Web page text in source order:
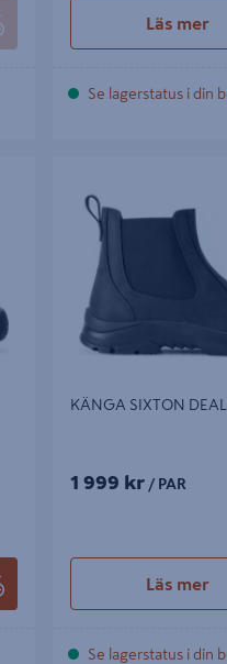
Läs mer
Se lagerstatus i din
KÄNGA SIXTON
1 999 kr / PAR
Läs mer
Se lagerstatus i din